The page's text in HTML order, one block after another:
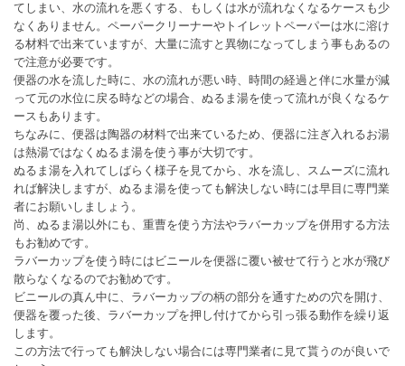
てしまい、水の流れを悪くする、もしくは水が流れなくなるケースも少
なくありません。ペーパークリーナーやトイレットペーパーは水に溶け
る材料で出来ていますが、大量に流すと異物になってしまう事もあるの
で注意が必要です。
便器の水を流した時に、水の流れが悪い時、時間の経過と伴に水量が減
って元の水位に戻る時などの場合、ぬるま湯を使って流れが良くなるケ
ースもあります。
ちなみに、便器は陶器の材料で出来ているため、便器に注ぎ入れるお湯
は熱湯ではなくぬるま湯を使う事が大切です。
ぬるま湯を入れてしばらく様子を見てから、水を流し、スムーズに流れ
れば解決しますが、ぬるま湯を使っても解決しない時には早目に専門業
者にお願いしましょう。
尚、ぬるま湯以外にも、重曹を使う方法やラバーカップを併用する方法
もお勧めです。
ラバーカップを使う時にはビニールを便器に覆い被せて行うと水が飛び
散らなくなるのでお勧めです。
ビニールの真ん中に、ラバーカップの柄の部分を通すための穴を開け、
便器を覆った後、ラバーカップを押し付けてから引っ張る動作を繰り返
します。
この方法で行っても解決しない場合には専門業者に見て貰うのが良いで